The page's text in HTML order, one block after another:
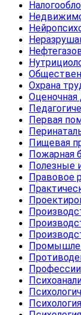
Охрана
Оценочная
Первая
Пищевая
Пожарная
Полезные
Правовое